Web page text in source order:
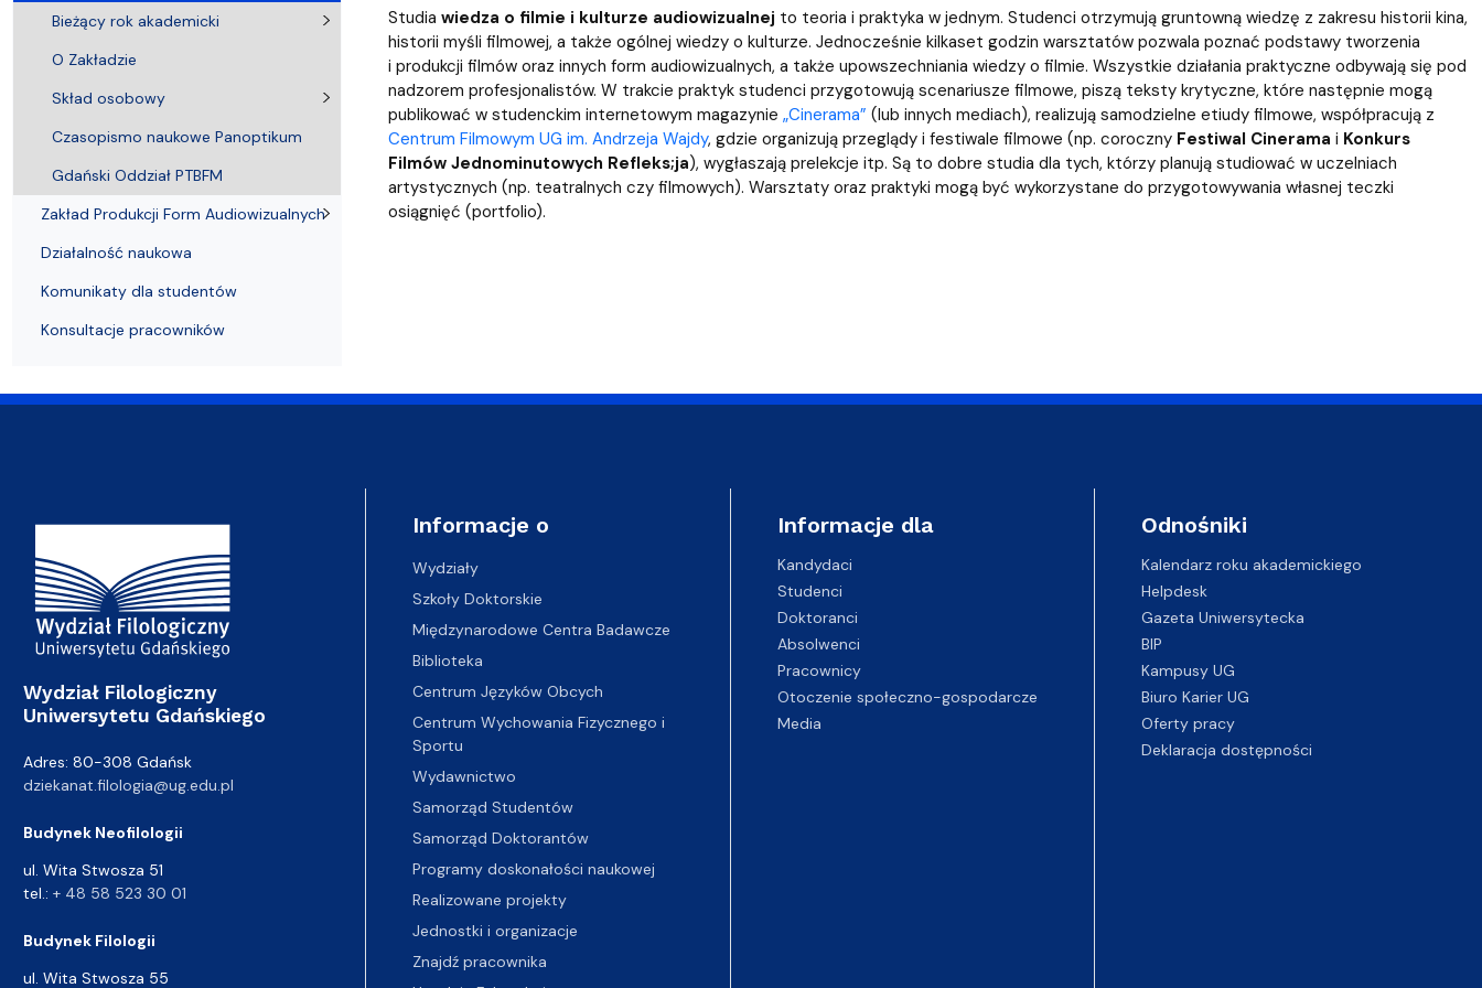
Studia wiedza o filmie i kulturze audiowizualnej to teoria i praktyka w jednym. Studenci otrzymują gruntowną wiedzę z zakresu historii kina,
historii myśli filmowej, a także ogólnej wiedzy o kulturze. Jednocześnie kilkaset godzin warsztatów pozwala poznać podstawy tworzenia
i produkcji filmów oraz innych form audiowizualnych, a także upowszechniania wiedzy o filmie. Wszystkie działania praktyczne odbywają się pod
nadzorem profesjonalistów. W trakcie praktyk studenci przygotowują scenariusze filmowe, piszą teksty krytyczne, które następnie mogą
publikować w studenckim internetowym magazynie „Cinerama” (lub innych mediach), realizują samodzielne etiudy filmowe, współpracują z
Centrum Filmowym UG im. Andrzeja Wajdy, gdzie organizują przeglądy i festiwale filmowe (np. coroczny Festiwal Cinerama i Konkurs
Filmów Jednominutowych Refleks;ja), wygłaszają prelekcje itp. Są to dobre studia dla tych, którzy planują studiować w uczelniach
artystycznych (np. teatralnych czy filmowych). Warsztaty oraz praktyki mogą być wykorzystane do przygotowywania własnej teczki
osiągnięć (portfolio).
Bieżący rok akademicki
O Zakładzie
Skład osobowy
Czasopismo naukowe Panoptikum
Gdański Oddział PTBFM
Zakład Produkcji Form Audiowizualnych
Działalność naukowa
Komunikaty dla studentów
Konsultacje pracowników
Adres Wydziału
Wydział Filologiczny
Uniwersytetu Gdańskiego
Adres: 80-308 Gdańsk
dziekanat.filologia@ug.edu.pl
Budynek Neofilologii
ul. Wita Stwosza 51
tel.: + 48 58 523 30 01
Budynek Filologii
ul. Wita Stwosza 55
Informacje o
Wydziały
Szkoły Doktorskie
Międzynarodowe Centra Badawcze
Biblioteka
Centrum Języków Obcych
Centrum Wychowania Fizycznego i
Sportu
Wydawnictwo
Samorząd Studentów
Samorząd Doktorantów
Programy doskonałości naukowej
Realizowane projekty
Jednostki i organizacje
Znajdź pracownika
Informacje dla
Kandydaci
Studenci
Doktoranci
Absolwenci
Pracownicy
Otoczenie społeczno-gospodarcze
Media
Odnośniki
Kalendarz roku akademickiego
Helpdesk
Gazeta Uniwersytecka
BIP
Kampusy UG
Biuro Karier UG
Oferty pracy
Deklaracja dostępności